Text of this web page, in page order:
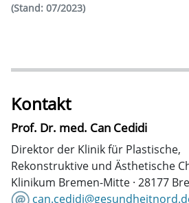
(Stand: 07/2023)
Kontakt
Prof. Dr. med. Can Cedidi
Direktor der Klinik für Plastische,
Rekonstruktive und Ästhetische
Klinikum Bremen-Mitte · 28177